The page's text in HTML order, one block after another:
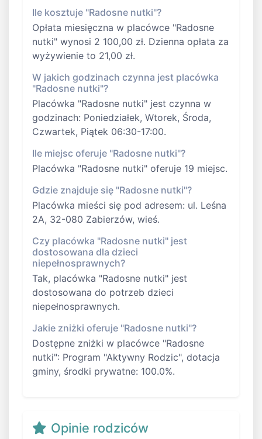
Ile kosztuje "Radosne nutki"?
Opłata miesięczna w placówce "Radosne
nutki" wynosi 2 100,00 zł. Dzienna opłata za
wyżywienie to 21,00 zł.
W jakich godzinach czynna jest placówka
"Radosne nutki"?
Placówka "Radosne nutki" jest czynna w
godzinach: Poniedziałek, Wtorek, Środa,
Czwartek, Piątek 06:30-17:00.
Ile miejsc oferuje "Radosne nutki"?
Placówka "Radosne nutki" oferuje 19 miejsc.
Gdzie znajduje się "Radosne nutki"?
Placówka mieści się pod adresem: ul. Leśna
2A, 32-080 Zabierzów, wieś.
Czy placówka "Radosne nutki" jest
dostosowana dla dzieci
niepełnosprawnych?
Tak, placówka "Radosne nutki" jest
dostosowana do potrzeb dzieci
niepełnosprawnych.
Jakie zniżki oferuje "Radosne nutki"?
Dostępne zniżki w placówce "Radosne
nutki": Program "Aktywny Rodzic", dotacja
gminy, środki prywatne: 100.0%.
Opinie rodziców